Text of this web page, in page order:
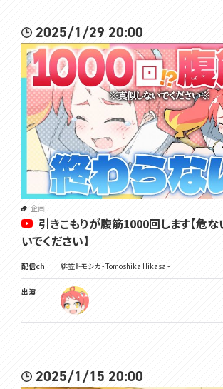
2025/1/29 20:00
企画
引きこもりが腹筋1000回します【危
いでください】
配信ch 緋笠トモシカ - Tomoshika Hikasa -
出演
2025/1/15 20:00